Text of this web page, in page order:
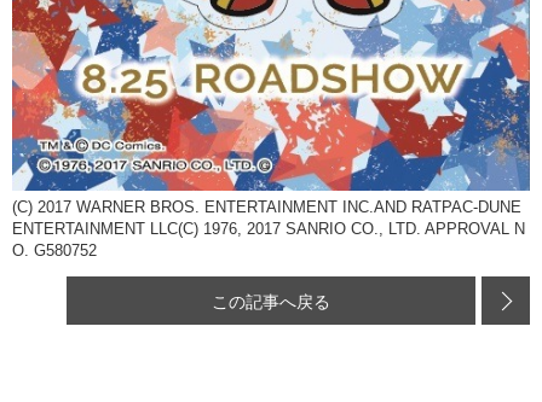
(C) 2017 WARNER BROS. ENTERTAINMENT INC.AND RATPAC-DUNE
ENTERTAINMENT LLC(C) 1976, 2017 SANRIO CO., LTD. APPROVAL N
O. G580752
この記事へ戻る